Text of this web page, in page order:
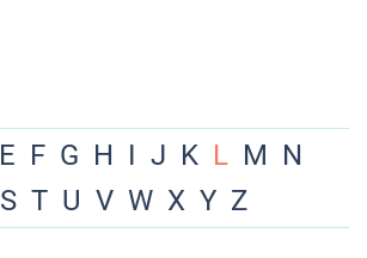
E F G H I J K L M N
S T U V W X Y Z